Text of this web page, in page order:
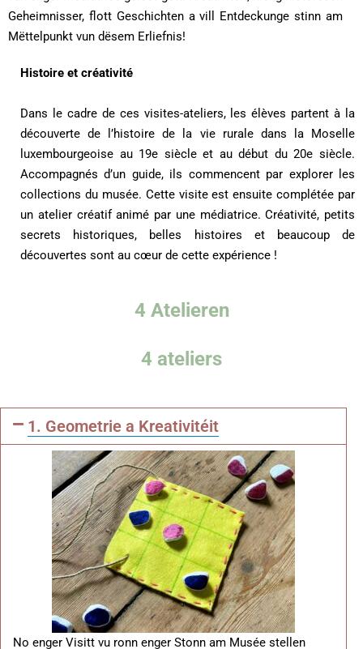
Geheimnisser, flott Geschichten a vill Entdeckunge stinn am
Mëttelpunkt vun dësem Erliefnis!
Histoire et créativité
Dans le cadre de ces visites-ateliers, les élèves partent à la
découverte de l’histoire de la vie rurale dans la Moselle
luxembourgeoise au 19e siècle et au début du 20e siècle.
Accompagnés d’un guide, ils commencent par explorer les
collections du musée. Cette visite est ensuite complétée par
un atelier créatif animé par une médiatrice. Créativité, petits
secrets historiques, belles histoires et beaucoup de
découvertes sont au cœur de cette expérience !
4 Atelieren
4 ateliers
1. Geometrie a Kreativitéit
No enger Visitt vu ronn enger Stonn am Musée stellen